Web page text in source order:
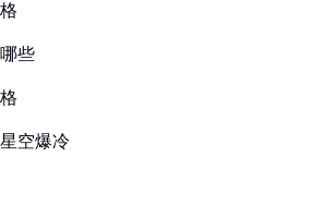
些
空爆冷